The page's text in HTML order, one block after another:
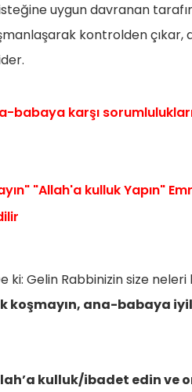
uygun davranan
kontrolden çıkar,
babaya karşı
"Allah'a kulluk Yapın"
ki: Gelin Rabbinizin size neleri
koşmayın, ana-babaya
kulluk/ibadet edin ve